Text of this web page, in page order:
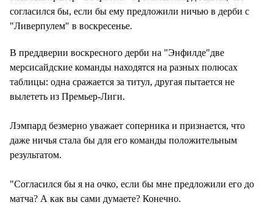
согласился бы, если бы ему предложили ничью в дерби с
"Ливерпулем" в воскресенье.
В преддверии воскресного дерби на "Энфилде"две
мерсисайдские команды находятся на разных полюсах
таблицы: одна сражается за титул, другая пытается не
вылететь из Премьер-Лиги.
Лэмпард безмерно уважает соперника и признается, что
даже ничья стала бы для его команды положительным
результатом.
"Согласился бы я на очко, если бы мне предложили его до
матча? А как вы сами думаете? Конечно.